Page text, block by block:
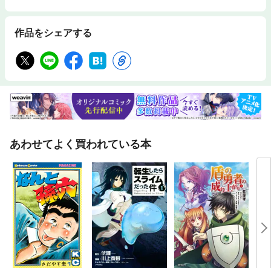
作品をシェアする
あわせてよく買われている本